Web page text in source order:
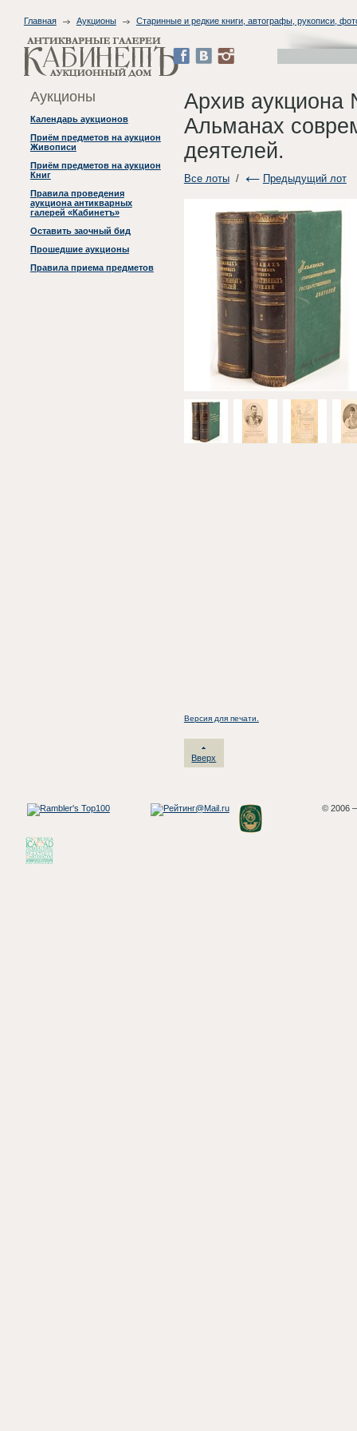
Главная Аукционы Старинные и редкие книги, автографы, рукописи,
Аукционы
Календарь аукционов
Приём предметов на аукцион
Живописи
Приём предметов на аукцион
Книг
Правила проведения
аукциона антикварных
галерей «Кабинетъ»
Оставить заочный бид
Прошедшие аукционы
Правила приема предметов
Архив
Альманах
деятелей.
Все лоты/ Предыдущий лот
Версия для печати.
Вверх
© 2006